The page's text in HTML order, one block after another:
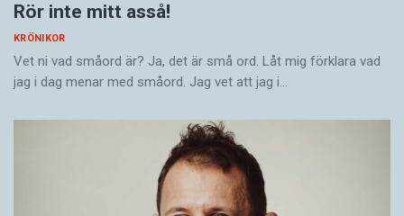
Rör inte mitt asså!
KRÖNIKOR
Vet ni vad småord är? Ja, det är små ord. Låt mig förklara vad
jag i dag menar med småord. Jag vet att jag i…